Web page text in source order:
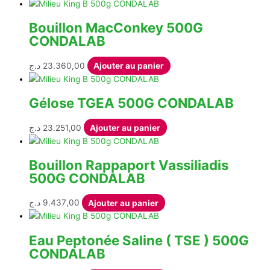
Bouillon MacConkey 500G
CONDALAB
23.360,00 د.ج Ajouter au panier
Gélose TGEA 500G CONDALAB
23.251,00 د.ج Ajouter au panier
Bouillon Rappaport Vassiliadis
500G CONDALAB
9.437,00 د.ج Ajouter au panier
Eau Peptonée Saline ( TSE ) 500G
CONDALAB